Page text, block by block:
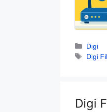
Digi
Tags
Digi
Digi